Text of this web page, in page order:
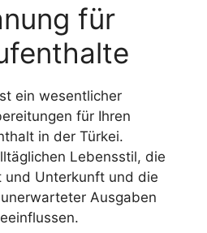
für
ein wesentlicher
für Ihren
in der Türkei.
Lebensstil, die
und Unterkunft und die
Ausgaben